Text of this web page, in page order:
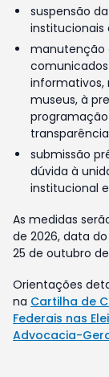
suspensão
institucionais
manutenção
informativos,
museus, à
submissão
dúvida à
institucional
As medidas
de 2026, data
25 de outubro
Orientações
na Cartilha de
Federais nas
Advocacia-